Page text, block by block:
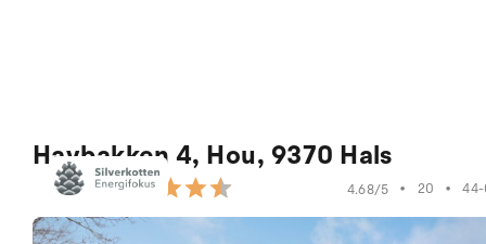
Havbakken 4, Hou, 9370 Hals
4.68/5 • 20 •